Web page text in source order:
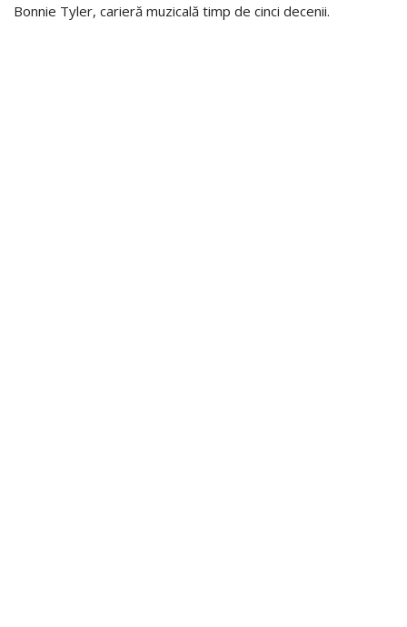
Bonnie Tyler, carieră muzicală timp de cinci decenii.